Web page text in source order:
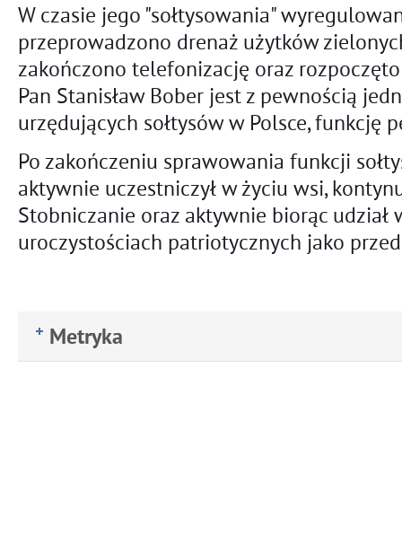
W czasie jego "sołtysowania"
przeprowadzono drenaż użytków
zakończono telefonizację oraz
Pan Stanisław Bober jest z pewnością
urzędujących sołtysów w Polsce, funkcję
Po zakończeniu sprawowania funkcji
aktywnie uczestniczył w życiu wsi,
Stobniczanie oraz aktywnie biorąc udział
uroczystościach patriotycznych jako
Metryka